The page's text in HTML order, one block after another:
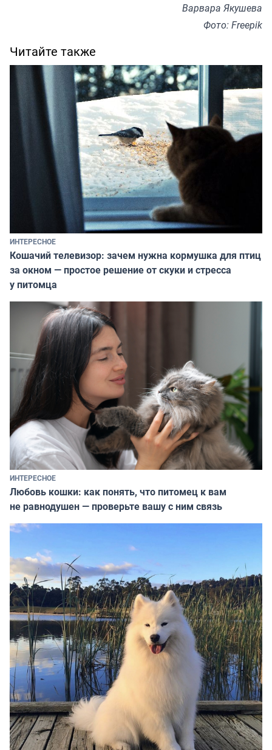
Варвара Якушева
Фото: Freepik
Читайте также
ИНТЕРЕСНОЕ
Кошачий телевизор: зачем нужна кормушка для птиц
за окном — простое решение от скуки и стресса
у питомца
ИНТЕРЕСНОЕ
Любовь кошки: как понять, что питомец к вам
не равнодушен — проверьте вашу с ним связь